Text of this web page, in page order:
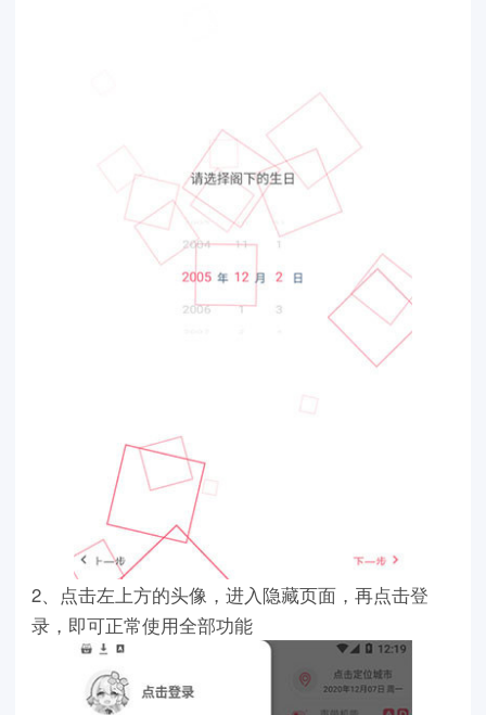
2、点击左上方的头像，进入隐藏页面，再点击登
录，即可正常使用全部功能